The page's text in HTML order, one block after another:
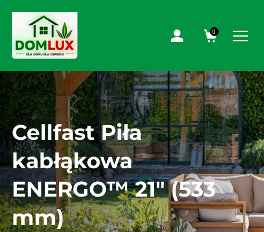
0
Cellfast Piła
kabłąkowa
ENERGO™ 21″ (533
mm)